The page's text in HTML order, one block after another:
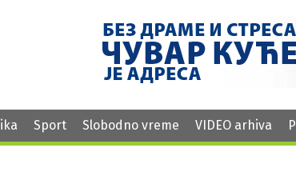
Sport Slobodno vreme VIDEO arhiva